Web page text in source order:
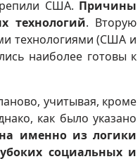
США. Причины
технологий. Вторую
технологиями (США и
наиболее готовы к
учитывая, кроме
как было указано
именно из логики
социальных и